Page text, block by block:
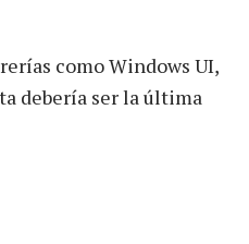
como Windows UI,
debería ser la última